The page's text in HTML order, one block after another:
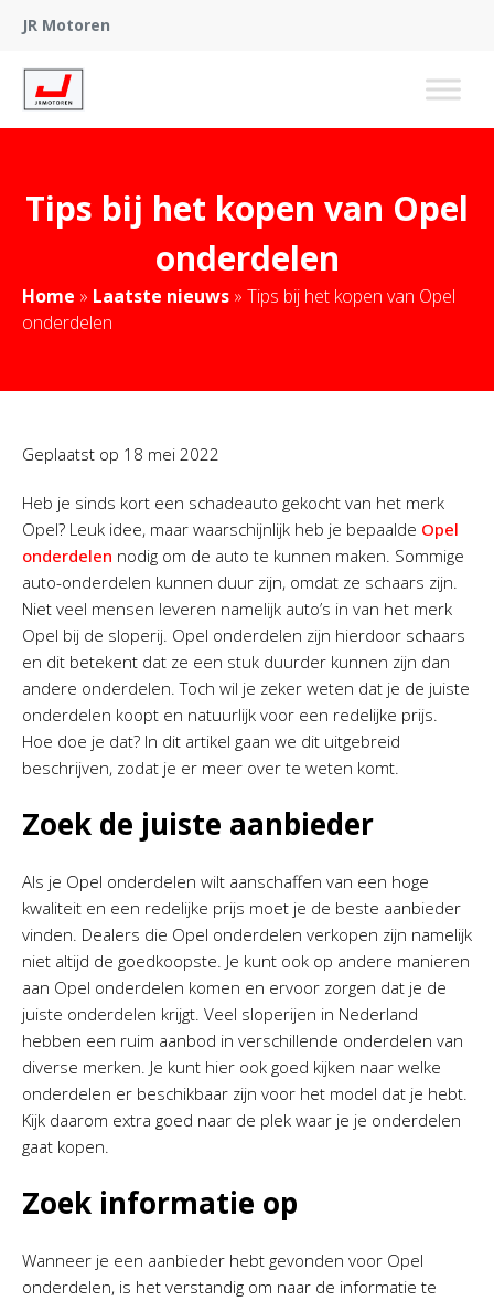
JR Motoren
Tips bij het kopen van Opel
onderdelen
Home » Laatste nieuws » Tips bij het kopen van Opel
onderdelen
Geplaatst op 18 mei 2022
Heb je sinds kort een schadeauto gekocht van het merk
Opel? Leuk idee, maar waarschijnlijk heb je bepaalde Opel
onderdelen nodig om de auto te kunnen maken. Sommige
auto-onderdelen kunnen duur zijn, omdat ze schaars zijn.
Niet veel mensen leveren namelijk auto’s in van het merk
Opel bij de sloperij. Opel onderdelen zijn hierdoor schaars
en dit betekent dat ze een stuk duurder kunnen zijn dan
andere onderdelen. Toch wil je zeker weten dat je de juiste
onderdelen koopt en natuurlijk voor een redelijke prijs.
Hoe doe je dat? In dit artikel gaan we dit uitgebreid
beschrijven, zodat je er meer over te weten komt.
Zoek de juiste aanbieder
Als je Opel onderdelen wilt aanschaffen van een hoge
kwaliteit en een redelijke prijs moet je de beste aanbieder
vinden. Dealers die Opel onderdelen verkopen zijn namelijk
niet altijd de goedkoopste. Je kunt ook op andere manieren
aan Opel onderdelen komen en ervoor zorgen dat je de
juiste onderdelen krijgt. Veel sloperijen in Nederland
hebben een ruim aanbod in verschillende onderdelen van
diverse merken. Je kunt hier ook goed kijken naar welke
onderdelen er beschikbaar zijn voor het model dat je hebt.
Kijk daarom extra goed naar de plek waar je je onderdelen
gaat kopen.
Zoek informatie op
Wanneer je een aanbieder hebt gevonden voor Opel
onderdelen, is het verstandig om naar de informatie te